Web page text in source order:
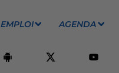
EMPLOI AGENDA